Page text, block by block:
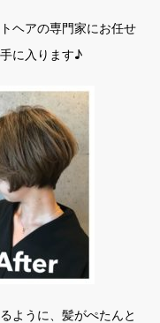
ヘアの専門家にお任せ
に入ります♪
ように、髪がぺたんと